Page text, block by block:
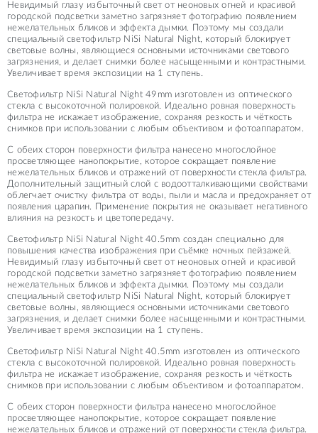
Невидимый глазу избыточный свет от неоновых огней и красивой
городской подсветки заметно загрязняет фотографию появлением
нежелательных бликов и эффекта дымки. Поэтому мы создали
специальный светофильтр NiSi Natural Night, который блокирует
световые волны, являющиеся основными источниками светового
загрязнения, и делает снимки более насыщенными и контрастными.
Увеличивает время экспозиции на 1 ступень.
Светофильтр NiSi Natural Night 49mm изготовлен из оптического
стекла с высокоточной полировкой. Идеально ровная поверхность
фильтра не искажает изображение, сохраняя резкость и чёткость
снимков при использовании с любым объективом и фотоаппаратом.
С обеих сторон поверхности фильтра нанесено многослойное
просветляющее нанопокрытие, которое сокращает появление
нежелательных бликов и отражений от поверхности стекла фильтра.
Дополнительный защитный слой с водоотталкивающими свойствами
облегчает очистку фильтра от воды, пыли и масла и предохраняет от
появления царапин. Применение покрытия не оказывает негативного
влияния на резкость и цветопередачу.
Светофильтр NiSi Natural Night 40.5mm создан специально для
повышения качества изображения при съёмке ночных пейзажей.
Невидимый глазу избыточный свет от неоновых огней и красивой
городской подсветки заметно загрязняет фотографию появлением
нежелательных бликов и эффекта дымки. Поэтому мы создали
специальный светофильтр NiSi Natural Night, который блокирует
световые волны, являющиеся основными источниками светового
загрязнения, и делает снимки более насыщенными и контрастными.
Увеличивает время экспозиции на 1 ступень.
Светофильтр NiSi Natural Night 40.5mm изготовлен из оптического
стекла с высокоточной полировкой. Идеально ровная поверхность
фильтра не искажает изображение, сохраняя резкость и чёткость
снимков при использовании с любым объективом и фотоаппаратом.
С обеих сторон поверхности фильтра нанесено многослойное
просветляющее нанопокрытие, которое сокращает появление
нежелательных бликов и отражений от поверхности стекла фильтра.